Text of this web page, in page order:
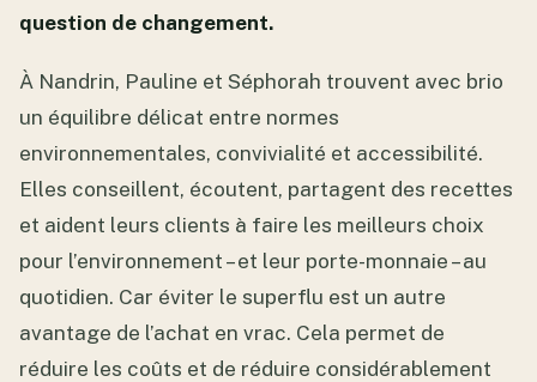
question de changement.
À Nandrin, Pauline et Séphorah trouvent avec brio
un équilibre délicat entre normes
environnementales, convivialité et accessibilité.
Elles conseillent, écoutent, partagent des recettes
et aident leurs clients à faire les meilleurs choix
pour l’environnement – ​​et leur porte-monnaie – au
quotidien. Car éviter le superflu est un autre
avantage de l’achat en vrac. Cela permet de
réduire les coûts et de réduire considérablement